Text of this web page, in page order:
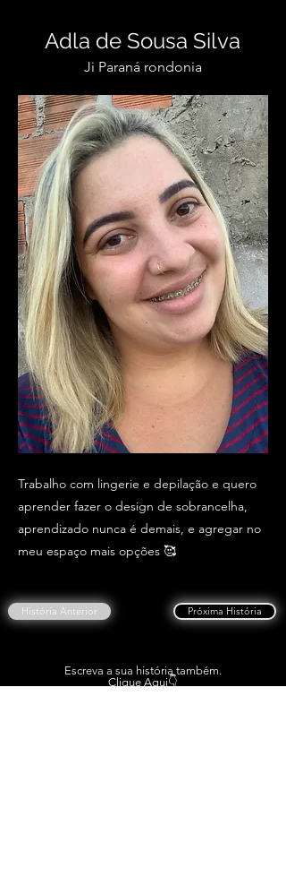
Adla de Sousa Silva
Ji Paraná rondonia
Trabalho com lingerie e depilação e quero
aprender fazer o design de sobrancelha,
aprendizado nunca é demais, e agregar no
meu espaço mais opções 🥰
História Anterior Próxima História
Escreva a sua história também.
Clique Aqui👇